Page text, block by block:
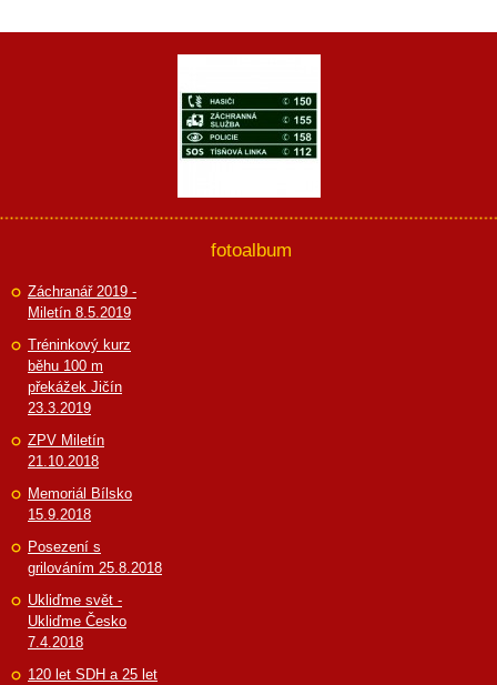
fotoalbum
Záchranář 2019 -
Miletín 8.5.2019
Tréninkový kurz
běhu 100 m
překážek Jičín
23.3.2019
ZPV Miletín
21.10.2018
Memoriál Bílsko
15.9.2018
Posezení s
grilováním 25.8.2018
Ukliďme svět -
Ukliďme Česko
7.4.2018
120 let SDH a 25 let